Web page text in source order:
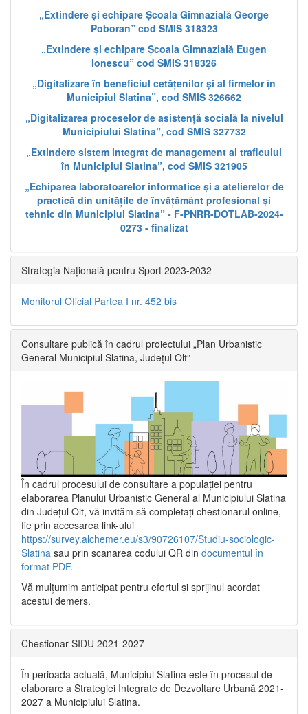
„Extindere și echipare Școala Gimnazială George
Poboran” cod SMIS 318323
„Extindere și echipare Școala Gimnazială Eugen
Ionescu” cod SMIS 318326
„Digitalizare în beneficiul cetățenilor și al firmelor în
Municipiul Slatina”, cod SMIS 326662
„Digitalizarea proceselor de asistență socială la nivelul
Municipiului Slatina”, cod SMIS 327732
„Extindere sistem integrat de management al traficului
în Municipiul Slatina”, cod SMIS 321905
„Echiparea laboratoarelor informatice și a atelierelor de
practică din unitățile de învățământ profesional și
tehnic din Municipiul Slatina” - F-PNRR-DOTLAB-2024-
0273 - finalizat
Strategia Națională pentru Sport 2023-2032
Monitorul Oficial Partea I nr. 452 bis
Consultare publică în cadrul proiectului „Plan Urbanistic
General Municipiul Slatina, Județul Olt”
În cadrul procesului de consultare a populaţiei pentru
elaborarea Planului Urbanistic General al Municipiului Slatina
din Județul Olt, vă invităm să completați chestionarul online,
fie prin accesarea link-ului
https://survey.alchemer.eu/s3/90726107/Studiu-sociologic-
Slatina sau prin scanarea codului QR din documentul în
format PDF.
Vă mulţumim anticipat pentru efortul şi sprijinul acordat
acestui demers.
Chestionar SIDU 2021-2027
În perioada actuală, Municipiul Slatina este în procesul de
elaborare a Strategiei Integrate de Dezvoltare Urbană 2021‐
2027 a Municipiului Slatina.